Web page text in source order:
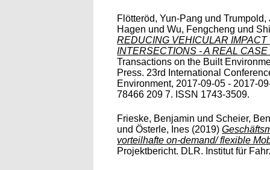
Flötteröd, Yun-Pang undTrumpold,
Hagen undWu, Fengcheng und
REDUCING VEHICULAR IMPACT
INTERSECTIONS - A REAL
Transactions on the Built
Press. 23rd International
Environment, 2017-09-05 - 2017-
78466 209 7. ISSN 1743-3509.
Frieske, Benjamin und Scheier,
undÖsterle, Ines (2019)
vorteilhafte on-demand/ flexible
Projektbericht. DLR. Institut für